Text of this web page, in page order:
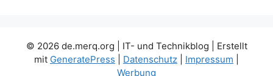
© 2026 de.merq.org | IT- und Technikblog | Erstellt
mit GeneratePress Datenschutz Impressum
Werbung